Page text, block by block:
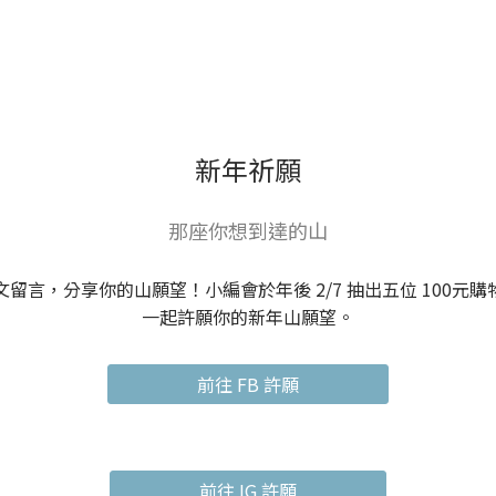
新年祈願
那座你想到達的山
留言，分享你的山願望！小編會於年後 2/7 抽出五位 100元購
一起許願你的新年山願望。
前往 FB 許願
前往 IG 許願